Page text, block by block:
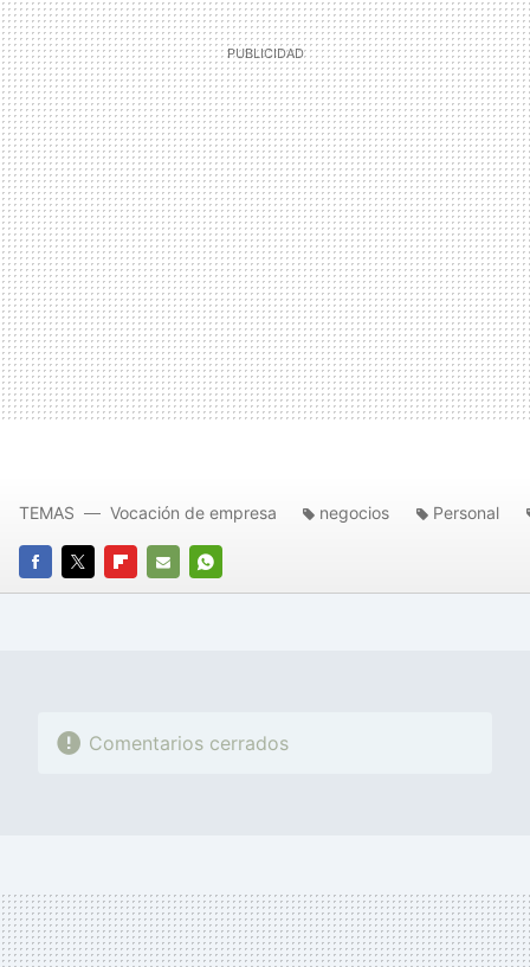
FACEBOOK
TWITTERFLIPBOARD
E-
WHATSAPP
TEMAS Vocación de empresa negocios Personal
Comentarios cerrados